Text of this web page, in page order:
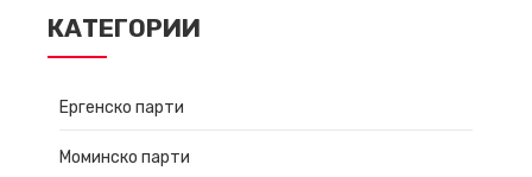
КАТЕГОРИИ
Ергенско парти
Моминско парти